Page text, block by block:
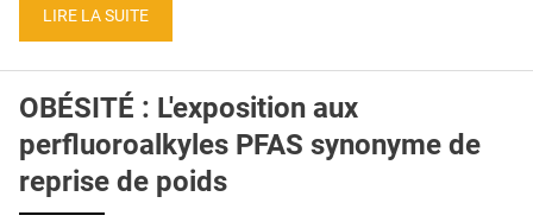
LIRE LA SUITE
OBÉSITÉ : L'exposition aux
perfluoroalkyles PFAS synonyme de
reprise de poids